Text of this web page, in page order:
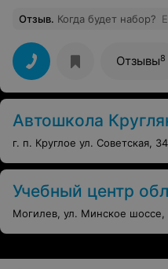
Отзыв. Когда будет набор?
Отзывы8
Автошкола
г. п. Круглое ул. Советская, 34
Учебный центр
Могилев, ул. Минское шоссе,